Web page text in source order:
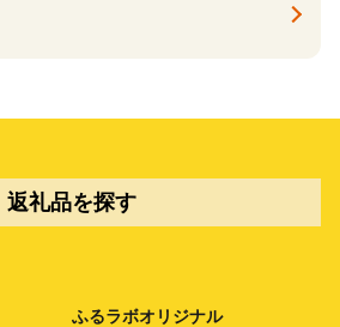
返礼品を探す
ふるラボオリジナル